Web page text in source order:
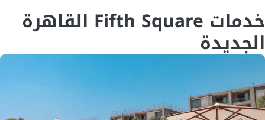
خدمات Fifth Square القاهرة
الجديدة